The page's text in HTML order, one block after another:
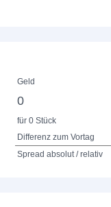
Geld
0
für 0 Stück
Differenz zum Vortag
Spread absolut / relativ